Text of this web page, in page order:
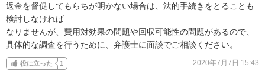
返金を督促してもらちが明かない場合は、法的手続きをとることも
検討しなければ
なりませんが、費用対効果の問題や回収可能性の問題があるので、
具体的な調査を行うために、弁護士に面談でご相談ください。
役に立った 1 2020年7月7日 15:43